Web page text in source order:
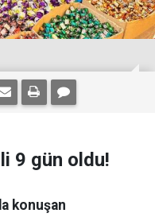
9 gün oldu!
konuşan